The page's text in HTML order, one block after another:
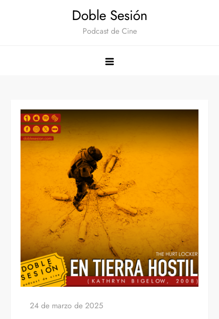
Doble Sesión
Podcast de Cine